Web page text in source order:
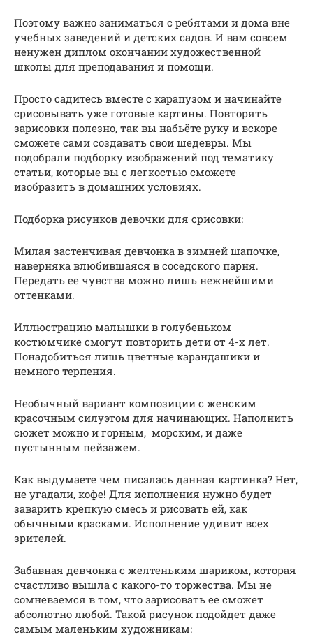
Поэтому важно заниматься с ребятами и дома вне
учебных заведений и детских садов. И вам совсем
ненужен диплом окончании художественной
школы для преподавания и помощи.
Просто садитесь вместе с карапузом и начинайте
срисовывать уже готовые картины. Повторять
зарисовки полезно, так вы набьёте руку и вскоре
сможете сами создавать свои шедевры. Мы
подобрали подборку изображений под тематику
статьи, которые вы с легкостью сможете
изобразить в домашних условиях.
Подборка рисунков девочки для срисовки:
Милая застенчивая девчонка в зимней шапочке,
наверняка влюбившаяся в соседского парня.
Передать ее чувства можно лишь нежнейшими
оттенками.
Иллюстрацию малышки в голубеньком
костюмчике смогут повторить дети от 4-х лет.
Понадобиться лишь цветные карандашики и
немного терпения.
Необычный вариант композиции с женским
красочным силуэтом для начинающих. Наполнить
сюжет можно и горным, морским, и даже
пустынным пейзажем.
Как выдумаете чем писалась данная картинка? Нет,
не угадали, кофе! Для исполнения нужно будет
заварить крепкую смесь и рисовать ей, как
обычными красками. Исполнение удивит всех
зрителей.
Забавная девчонка с желтеньким шариком, которая
счастливо вышла с какого-то торжества. Мы не
сомневаемся в том, что зарисовать ее сможет
абсолютно любой. Такой рисунок подойдет даже
самым маленьким художникам: